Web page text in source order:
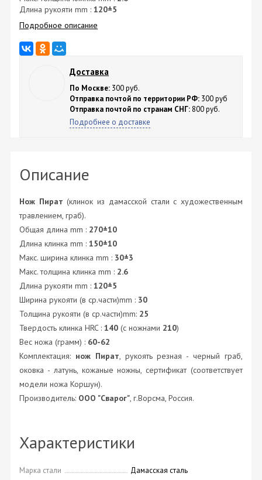
Длина рукояти mm : 120±5
Подробное описание
Доставка
По Москве: 300 руб.
Отправка почтой по территории РФ: 300 руб
Отправка почтой по странам СНГ: 800 руб.
Подробнее о доставке
Описание
Нож Пират (клинок из дамасской стали с художественным
травлением, граб).
Общая длина mm : 270±10
Длина клинка mm : 150±10
Макс. ширина клинка mm : 30±3
Макс. толщина клинка mm : 2.6
Длина рукояти mm : 120±5
Ширина рукояти (в ср.части)mm : 30
Толщина рукояти (в ср.части)mm: 25
Твердость клинка HRC : 140 (с ножнами 210)
Вес ножа (грамм) : 60-62
Комплектация: нож Пират, рукоять резная - черный граб,
оковка - латунь, кожаные ножны, сертификат (соответствует
модели ножа Коршун).
Производитель: ООО "Сварог", г.Ворсма, Россия.
Характеристики
Марка стали
Дамасская сталь